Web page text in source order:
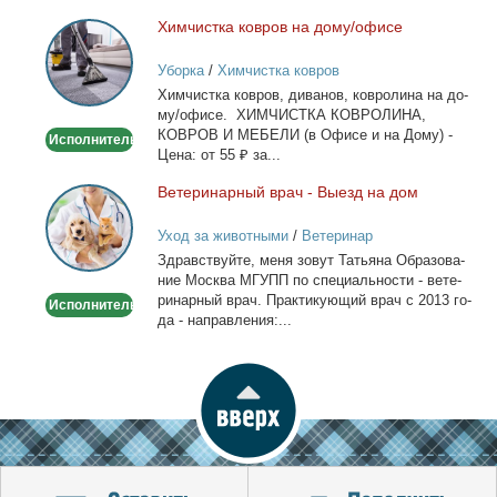
Химчистка
ковров
на
дому/
Исполнитель
Хим­чист­ка ков­ров на до­му/офи­се
Уборка/ Химчистка ковров
Хим­чист­ка ков­ров, ди­ва­нов, ков­ро­ли­на на до­
му/офи­се. ХИМЧИСТКА КОВРОЛИНА,
КОВРОВ И МЕБЕЛИ (в Офи­се и на До­му) -
Це­на: от 55 ₽ за...
Ветеринарный
врач
-
Выезд
дом
Исполнитель
Ве­те­ри­нар­ный врач - Вы­езд на дом
Уход за животными/ Ветеринар
Здрав­ствуй­те, ме­ня зо­вут Та­тья­на Об­ра­зо­ва­
ние Москва МГУПП по спе­ци­аль­но­сти - ве­те­
ри­нар­ный врач. Прак­ти­ку­ю­щий врач с 2013 го­
да - на­прав­ле­ния:...